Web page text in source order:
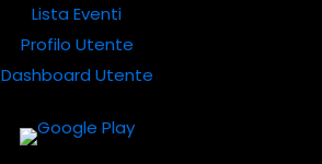
Lista Eventi
Profilo Utente
Dashboard Utente